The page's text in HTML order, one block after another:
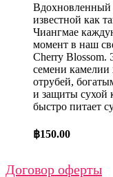
Вдохновленный
известной как
Чиангмае
момент в наш
Cherry Blossom.
семени
отрубей,
и защиты сухой
быстро питает
฿150.00
Договор оферты